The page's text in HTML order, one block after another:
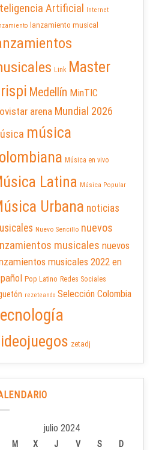
Artificial
Internet
lanzamiento musical
Link Master
Medellín MinTIC
arena Mundial 2026
música
Música en vivo
Latina Música Popular
Urbana noticias
Nuevo Sencillo nuevos
musicales nuevos
musicales 2022 en
Pop Latino Redes Sociales
rezeteando Selección Colombia
zetadj
julio 2024
M X J V S
D